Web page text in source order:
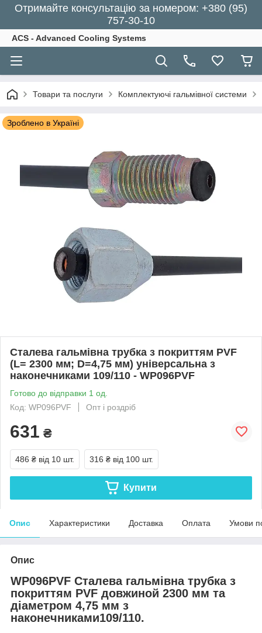
Отримайте консультацію за номером: +380 (95)
757-30-10
ACS - Advanced Cooling Systems
Товари та послуги Комплектуючі гальмівної системи
Зроблено в Україні
Сталева гальмівна трубка з покриттям PVF
(L= 2300 мм; D=4,75 мм) універсальна з
наконечниками 109/110 - WP096PVF
Готово до відправки 1 од.
Код: WP096PVF
Опт і роздріб
631 ₴
486 ₴ від 10 шт. 316 ₴ від 100 шт.
Купити
Опис Характеристики Доставка Оплата Умови
Опис
WP096PVF Сталева гальмівна трубка з
покриттям PVF довжиной 2300 мм та
діаметром 4,75 мм з
наконечниками109/110.